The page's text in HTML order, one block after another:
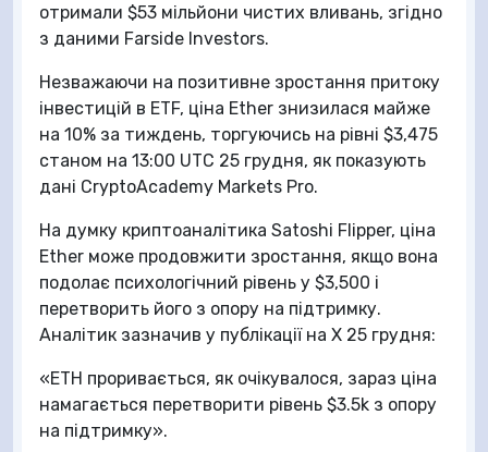
отримали $53 мільйони чистих вливань, згідно
з даними Farside Investors.
Незважаючи на позитивне зростання притоку
інвестицій в ETF, ціна Ether знизилася майже
на 10% за тиждень, торгуючись на рівні $3,475
станом на 13:00 UTC 25 грудня, як показують
дані CryptoAcademy Markets Pro.
На думку криптоаналітика Satoshi Flipper, ціна
Ether може продовжити зростання, якщо вона
подолає психологічний рівень у $3,500 і
перетворить його з опору на підтримку.
Аналітик зазначив у публікації на X 25 грудня:
«ETH проривається, як очікувалося, зараз ціна
намагається перетворити рівень $3.5k з опору
на підтримку».